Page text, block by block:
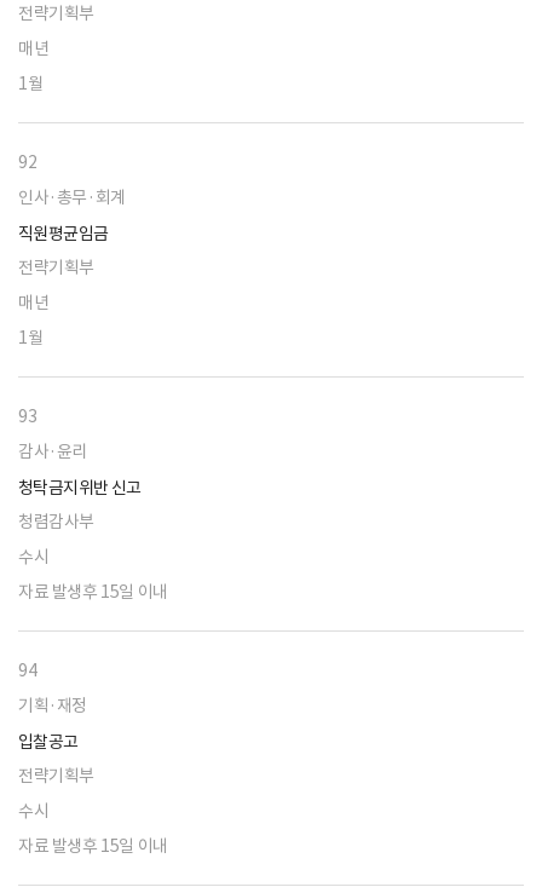
전략기획부
매년
1월
92
인사·총무·회계
직원평균임금
전략기획부
매년
1월
93
감사·윤리
청탁금지위반 신고
청렴감사부
수시
자료 발생후 15일 이내
94
기획·재정
입찰공고
전략기획부
수시
자료 발생후 15일 이내